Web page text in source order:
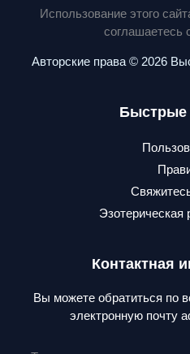
Использование этого
соглашаетесь
Авторские права © 2026
Быстрые
Эзотерическая
Контактная
Вы можете обратиться по
электронную почту